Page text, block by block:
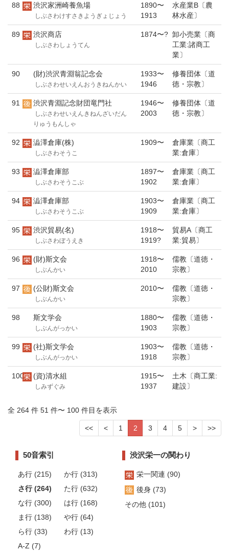
88 渋沢家洲崎養魚場
しぶさわけすさきようぎょじょう
1890〜
1913
水産業B〔農
林水産〕
89 渋沢商店
しぶさわしょうてん
1874〜? 卸小売業〔商
工業:諸商工
業〕
90 (財)渋沢青淵翁記念会
しぶさわせいえんおうきねんかい
1933〜
1946
修養団体〔道
徳・宗教〕
91 渋沢青淵記念財団竜門社
しぶさわせいえんきねんざいだん
りゅうもんしゃ
1946〜
2003
修養団体〔道
徳・宗教〕
92 澁澤倉庫(株)
しぶさわそうこ
1909〜
倉庫業〔商工
業:倉庫〕
93 澁澤倉庫部
しぶさわそうこぶ
1897〜
1902
倉庫業〔商工
業:倉庫〕
94 澁澤倉庫部
しぶさわそうこぶ
1903〜
1909
倉庫業〔商工
業:倉庫〕
95 渋沢貿易(名)
しぶさわぼうえき
1918〜
1919?
貿易A〔商工
業:貿易〕
96 (財)斯文会
しぶんかい
1918〜
2010
儒教〔道徳・
宗教〕
97 (公財)斯文会
しぶんかい
2010〜
儒教〔道徳・
宗教〕
98 斯文学会
しぶんがっかい
1880〜
1903
儒教〔道徳・
宗教〕
99 (社)斯文学会
しぶんがっかい
1903〜
1918
儒教〔道徳・
宗教〕
100 (資)清水組
しみずぐみ
1915〜
1937
土木〔商工業:
建設〕
全 264 件 51 件〜 100 件目を表示
<< < 1 2 3 4 5 > >>
50音索引
あ行 (215)
か行 (313)
さ行 (264)
た行 (632)
な行 (300)
は行 (168)
ま行 (138)
や行 (64)
ら行 (33)
わ行 (13)
A-Z (7)
渋沢栄一の関わり
栄一関連 (90)
後身 (73)
その他 (101)